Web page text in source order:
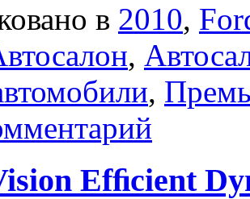
в 2010,
,
,
Efﬁcient